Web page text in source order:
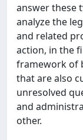
answer these
analyze the
and related
action, in the
framework of
that are also
unresolved
and
other.